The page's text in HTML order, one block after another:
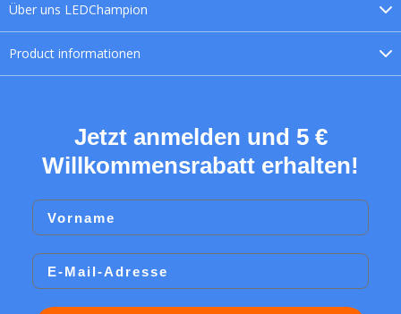
Über uns LEDChampion
Product informationen
Jetzt anmelden und 5 €
Willkommensrabatt erhalten!
Vorname
Email